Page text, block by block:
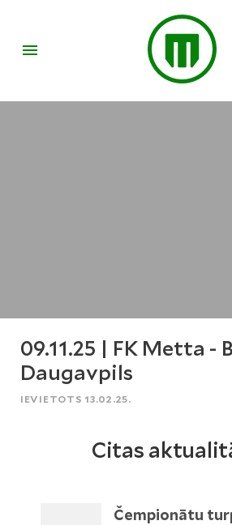
09.11.25 | FK Metta -
Daugavpils
IEVIETOTS 13.02.25.
Citas
Čempionātu